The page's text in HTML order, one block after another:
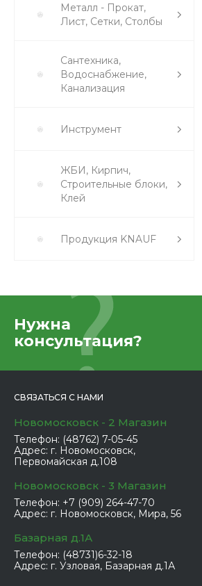
Металл - Прокат,
Лист, Сетки, Столбы
Сантехника,
Водоснабжение,
Канализация
Инструмент
ЖБИ, Кирпич,
Строительные блоки,
Клей
Продукция KNAUF
Нужна
консультация?
СВЯЗАТЬСЯ С НАМИ
Новомосковск - 2 Магазин
Телефон: (48762) 7-05-45
Адрес: г. Новомосковск,
Первомайская д.108
Новомосковск - 3 Магазин
Телефон: +7 (909) 264-47-70
Адрес: г. Новомосковск, Мира, 56
Базарная д.1А
Телефон: (48731)6-32-18
Адрес: г. Узловая, Базарная д.1А